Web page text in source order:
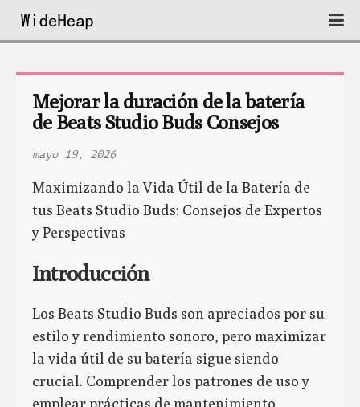
Mejorar la duración de la batería
de Beats Studio Buds Consejos
mayo 19, 2026
Maximizando la Vida Útil de la Batería de
tus Beats Studio Buds: Consejos de Expertos
y Perspectivas
Introducción
Los Beats Studio Buds son apreciados por su
estilo y rendimiento sonoro, pero maximizar
la vida útil de su batería sigue siendo
crucial. Comprender los patrones de uso y
emplear prácticas de mantenimiento